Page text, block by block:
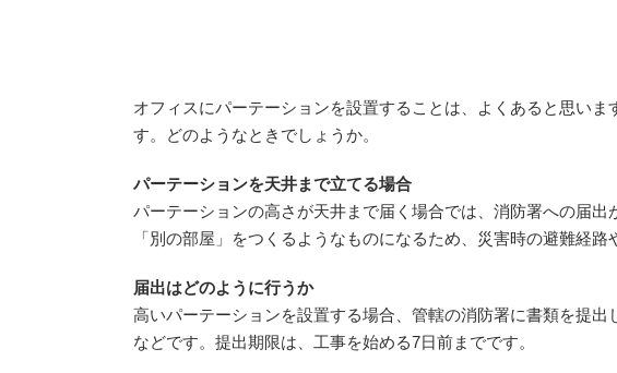
オフィスにパーテーションを設置することは、よくあると思い
す。どのようなときでしょうか。
パーテーションを天井まで立てる場合
パーテーションの高さが天井まで届く場合では、消防署への届
「別の部屋」をつくるようなものになるため、災害時の避難経
届出はどのように行うか
高いパーテーションを設置する場合、管轄の消防署に書類を提
などです。提出期限は、工事を始める7日前までです。